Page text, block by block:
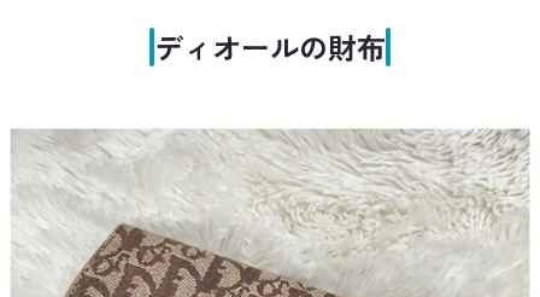
ディオールの財布